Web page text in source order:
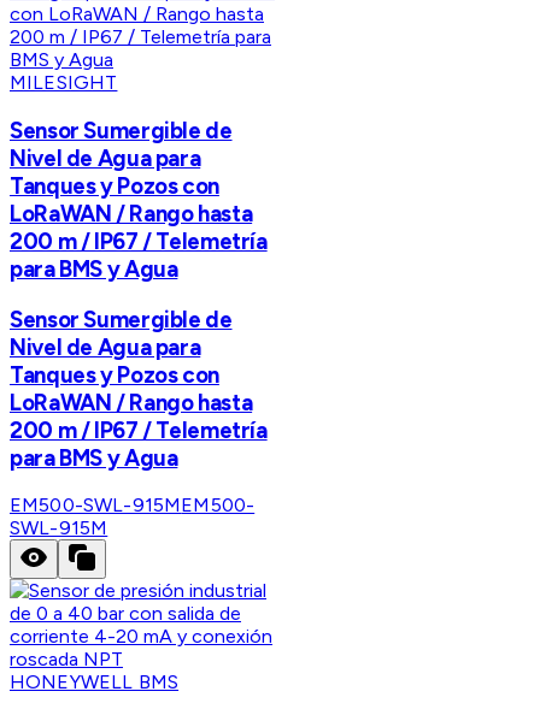
MILESIGHT
Sensor Sumergible de
Nivel de Agua para
Tanques y Pozos con
LoRaWAN / Rango hasta
200 m / IP67 / Telemetría
para BMS y Agua
Sensor Sumergible de
Nivel de Agua para
Tanques y Pozos con
LoRaWAN / Rango hasta
200 m / IP67 / Telemetría
para BMS y Agua
EM500-SWL-915MEM500-
SWL-915M
HONEYWELL BMS